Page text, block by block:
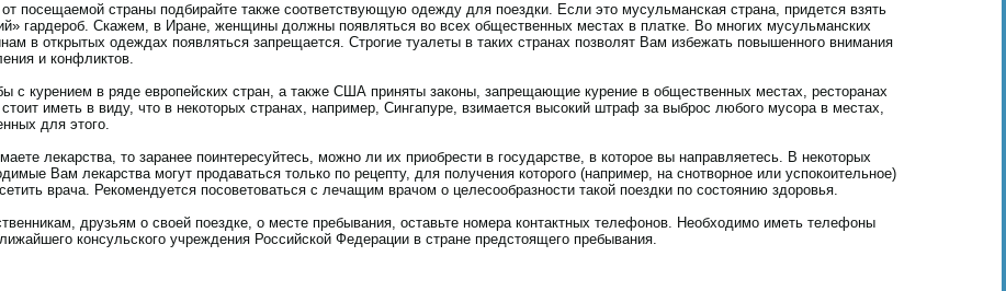
посещаемой страны подбирайте также соответствующую одежду для поездки. Если это мусульманская страна, придется взять
гардероб. Скажем, в Иране, женщины должны появляться во всех общественных местах в платке. Во многих мусульманских
в открытых одеждах появляться запрещается. Строгие туалеты в таких странах позволят Вам избежать повышенного внимания
и конфликтов.
с курением в ряде европейских стран, а также США приняты законы, запрещающие курение в общественных местах, ресторанах
иметь в виду, что в некоторых странах, например, Сингапуре, взимается высокий штраф за выброс любого мусора в местах,
для этого.
лекарства, то заранее поинтересуйтесь, можно ли их приобрести в государстве, в которое вы направляетесь. В некоторых
Вам лекарства могут продаваться только по рецепту, для получения которого (например, на снотворное или успокоительное)
врача. Рекомендуется посоветоваться с лечащим врачом о целесообразности такой поездки по состоянию здоровья.
друзьям о своей поездке, о месте пребывания, оставьте номера контактных телефонов. Необходимо иметь телефоны
консульского учреждения Российской Федерации в стране предстоящего пребывания.